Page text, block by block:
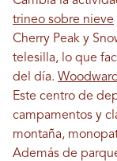
trineo sobre nieve
Cherry Peak y
telesilla, lo que
del día.
Este centro de
campamentos y
montaña,
Además de